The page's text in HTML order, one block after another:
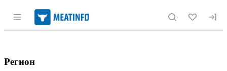
Раздел навигации по сайту
Белорусско-казахстанское
Фильтры
Регион